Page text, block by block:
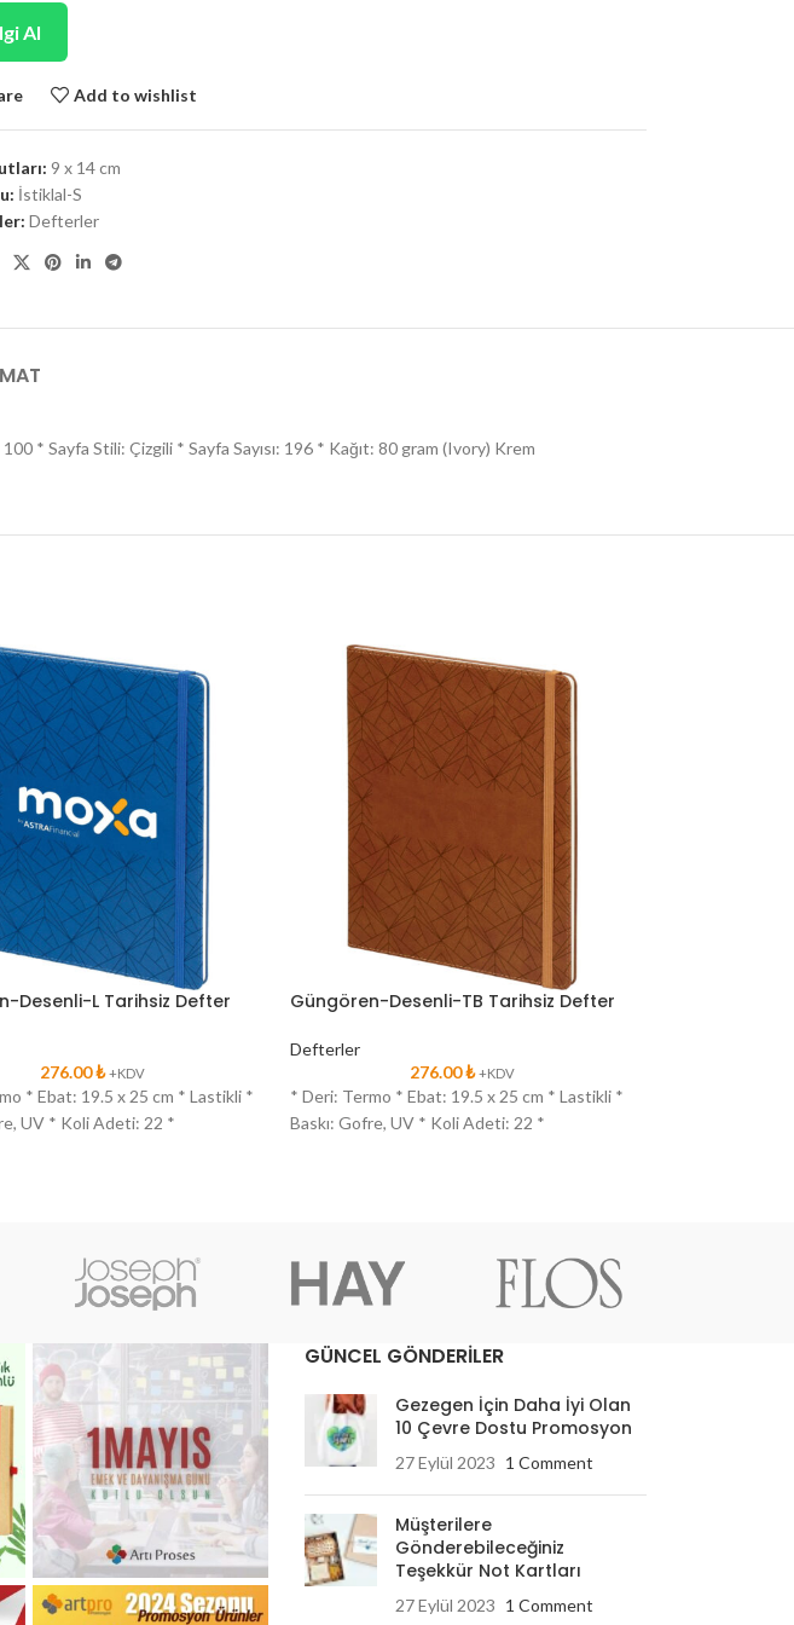
Al
Add to wishlist
9 x 14 cm
İstiklal-S
Defterler
* Sayfa Stili: Çizgili * Sayfa Sayısı: 196 * Kağıt: 80 gram (Ivory) Krem
Desenli-L Tarihsiz Defter
276.00₺ +KDV
* Ebat: 19.5 x 25 cm * Lastikli *
UV * Koli Adeti: 22 *
Güngören-Desenli-TB Tarihsiz Defter
Defterler
276.00₺ +KDV
* Deri: Termo * Ebat: 19.5 x 25 cm * Lastikli *
Baskı: Gofre, UV * Koli Adeti: 22 *
GÜNCEL GÖNDERİLER
Gezegen İçin Daha İyi Olan
10 Çevre Dostu Promosyon
27 Eylül 2023 1 Comment
Müşterilere
Gönderebileceğiniz
Teşekkür Not Kartları
27 Eylül 2023 1 Comment